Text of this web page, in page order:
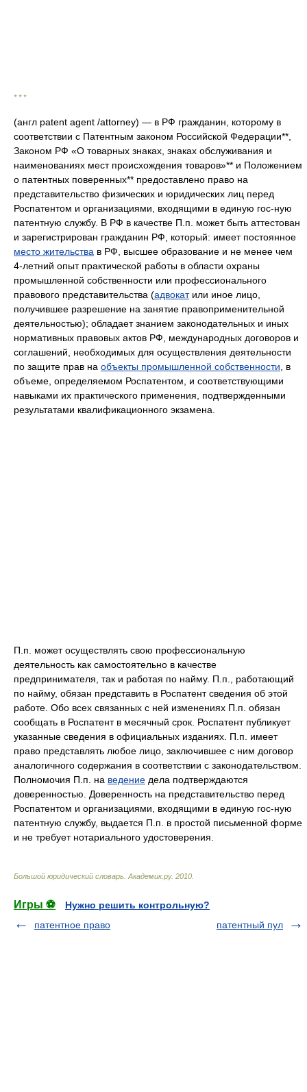
* * *
(англ patent agent /attorney) — в РФ гражданин, которому в
соответствии с Патентным законом Российской Федерации**,
Законом РФ «О товарных знаках, знаках обслуживания и
наименованиях мест происхождения товаров»** и Положением
о патентных поверенных** предоставлено право на
представительство физических и юридических лиц перед
Роспатентом и организациями, входящими в единую гос-ную
патентную службу. В РФ в качестве П.п. может быть аттестован
и зарегистрирован гражданин РФ, который: имеет постоянное
место жительства в РФ, высшее образование и не менее чем
4-летний опыт практической работы в области охраны
промышленной собственности или профессионального
правового представительства (адвокатили иное лицо,
получившее разрешение на занятие правоприменительной
деятельностью); обладает знанием законодательных и иных
нормативных правовых актов РФ, международных договоров и
соглашений, необходимых для осуществления деятельности
по защите прав на объекты промышленной собственности , в
объеме, определяемом Роспатентом, и соответствующими
навыками их практического применения, подтвержденными
результатами квалификационного экзамена.
П.п. может осуществлять свою профессиональную
деятельность как самостоятельно в качестве
предпринимателя, так и работая по найму. П.п., работающий
по найму, обязан представить в Роспатент сведения об этой
работе. Обо всех связанных с ней изменениях П.п. обязан
сообщать в Роспатент в месячный срок. Роспатент публикует
указанные сведения в официальных изданиях. П.п. имеет
право представлять любое лицо, заключившее с ним договор
аналогичного содержания в соответствии с законодательством.
Полномочия П.п. на ведение дела подтверждаются
доверенностью. Доверенность на представительство перед
Роспатентом и организациями, входящими в единую гос-ную
патентную службу, выдается П.п. в простой письменной форме
и не требует нотариального удостоверения.
Большой юридический словарь Академик.ру. 2010
Игры ⚽
Нужно решить контрольную?
патентное право
патентный пул